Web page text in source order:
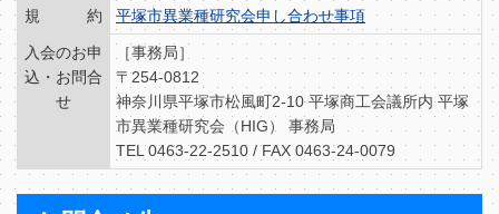
規 約 平塚市異業種研究会申し合わせ事項
入会のお申
込・お問合
せ
［事務局］
〒254-0812
神奈川県平塚市松風町2-10 平塚商工会議所内 平塚
市異業種研究会（HIG） 事務局
TEL 0463-22-2510 / FAX 0463-24-0079